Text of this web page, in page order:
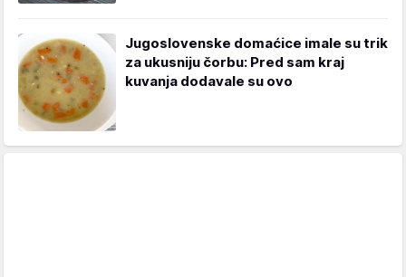
Jugoslovenske domaćice imale su trik
za ukusniju čorbu: Pred sam kraj
kuvanja dodavale su ovo